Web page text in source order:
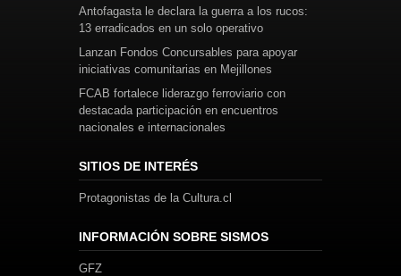
Antofagasta le declara la guerra a los rucos:
13 erradicados en un solo operativo
Lanzan Fondos Concursables para apoyar
iniciativas comunitarias en Mejillones
FCAB fortalece liderazgo ferroviario con
destacada participación en encuentros
nacionales e internacionales
SITIOS DE INTERÉS
Protagonistas de la Cultura.cl
INFORMACIÓN SOBRE SISMOS
GFZ